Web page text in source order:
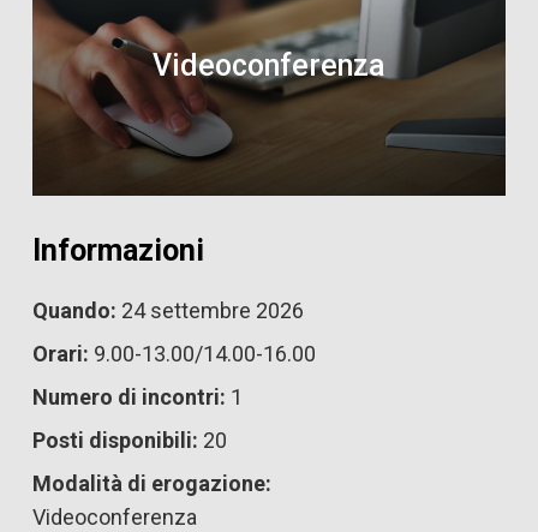
Informazioni
Quando: 24 settembre 2026
Orari: 9.00-13.00/14.00-16.00
Numero di incontri: 1
Posti disponibili: 20
Modalità di erogazione:
Videoconferenza
Videoconferenza